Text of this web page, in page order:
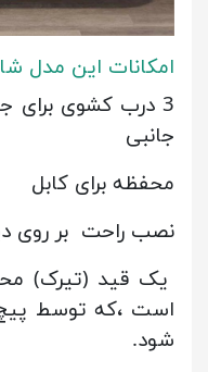
امکانات این مدل
3 درب کشوی برای
جانبی
محفظه برای کابل
نصب راحت بر روی
یک قید (تیرک)
است ،که توسط پیچ
شود.